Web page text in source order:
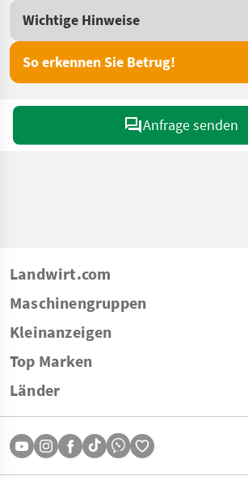
Wichtige Hinweise
So erkennen Sie Betrug!
Anfrage senden
Landwirt.com
Maschinengruppen
Kleinanzeigen
Top Marken
Länder